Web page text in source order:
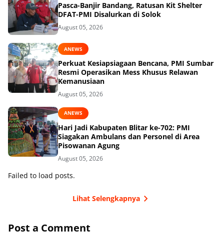
Pasca-Banjir Bandang, Ratusan Kit Shelter
DFAT-PMI Disalurkan di Solok
August 05, 2026
ANEWS
Perkuat Kesiapsiagaan Bencana, PMI Sumbar
Resmi Operasikan Mess Khusus Relawan
Kemanusiaan
August 05, 2026
ANEWS
Hari Jadi Kabupaten Blitar ke-702: PMI
Siagakan Ambulans dan Personel di Area
Pisowanan Agung
August 05, 2026
Failed to load posts.
Lihat Selengkapnya
Post a Comment